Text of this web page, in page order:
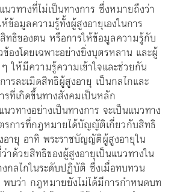
นวทางที่ไม่เป็นทางการ ซึ่งหมายถึงว่า
ข้อมูลความรู้ทั้งผู้สูงอายุเองในการ
ทธิของตน หรือการให้ข้อมูลความรู้กับ
ข้องโดยเฉพาะอย่างยิ่งบุตรหลาน และผู้
ให้มีความรู้ความเข้าใจและช่วยกัน
ารละเมิดสิทธิผู้สูงอายุ เป็นกลไกและ
รที่เกิดขึ้นทางสังคมเป็นหลัก
วทางอย่างเป็นทางการ จะเป็นแนวทาง
รการที่กฎหมายได้บัญญัติเกี่ยวกับสิทธิ
อายุ อาทิ พระราชบัญญัติผู้สูงอายุใน
าด้วยสิทธิของผู้สูงอายุเป็นแนวทางใน
งกลไกในระดับปฏิบัติ ซึ่งเมื่อทบทวน
บว่า กฎหมายยังไม่ได้มีการกำหนดบท